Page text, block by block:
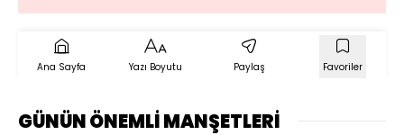
Ana Sayfa Yazı Boyutu Paylaş Favoriler
GÜNÜN ÖNEMLİ MANŞETLERİ